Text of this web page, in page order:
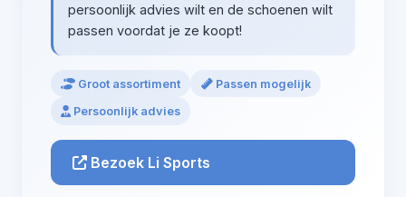
persoonlijk advies wilt en de schoenen wilt
passen voordat je ze koopt!
Groot assortiment Passen mogelijk
Persoonlijk advies
Bezoek Li Sports